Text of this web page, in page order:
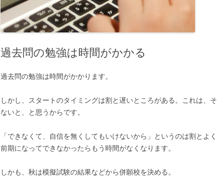
過去問の勉強は時間がかかる
過去問の勉強は時間がかかります。
しかし、スタートのタイミングは割と遅いところがある。これは、
ないと、と思うからです。
「できなくて、自信を無くしてもいけないから」というのは割とよ
前期になってできなかったらもう時間がなくなります。
しかも、秋は模擬試験の結果などから併願校を決める。